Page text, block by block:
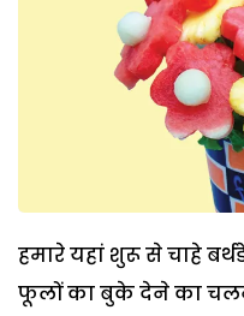
हमारे यहां शुरू से चाहे बर्थडे
फूलों का बुके देने का